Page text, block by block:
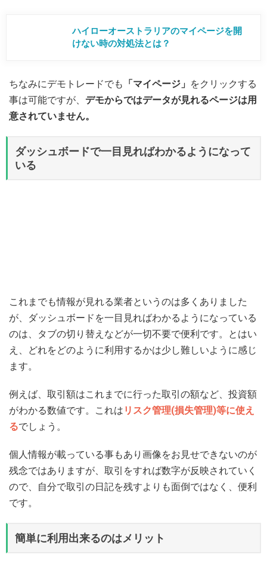
ハイローオーストラリアのマイページを開
けない時の対処法とは？
ちなみにデモトレードでも 「マイページ」 をクリックする
事は可能ですが、 デモからではデータが見れるページは用
意されていません。
ダッシュボードで一目見ればわかるようになって
いる
これまでも情報が見れる業者というのは多くありました
が、ダッシュボードを一目見ればわかるようになっている
のは、タブの切り替えなどが一切不要で便利です。とはい
え、どれをどのように利用するかは少し難しいように感じ
ます。
例えば、取引額はこれまでに行った取引の額など、投資額
がわかる数値です。これは リスク管理(損失管理)等に使え
るでしょう。
個人情報が載っている事もあり画像をお見せできないのが
残念ではありますが、取引をすれば数字が反映されていく
ので、自分で取引の日記を残すよりも面倒ではなく、便利
です。
簡単に利用出来るのはメリット